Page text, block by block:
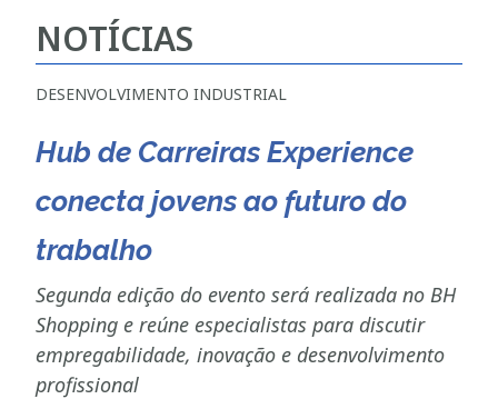
NOTÍCIAS
DESENVOLVIMENTO INDUSTRIAL
Hub de Carreiras Experience
conecta jovens ao futuro do
trabalho
Segunda edição do evento será realizada no BH
Shopping e reúne especialistas para discutir
empregabilidade, inovação e desenvolvimento
profissional